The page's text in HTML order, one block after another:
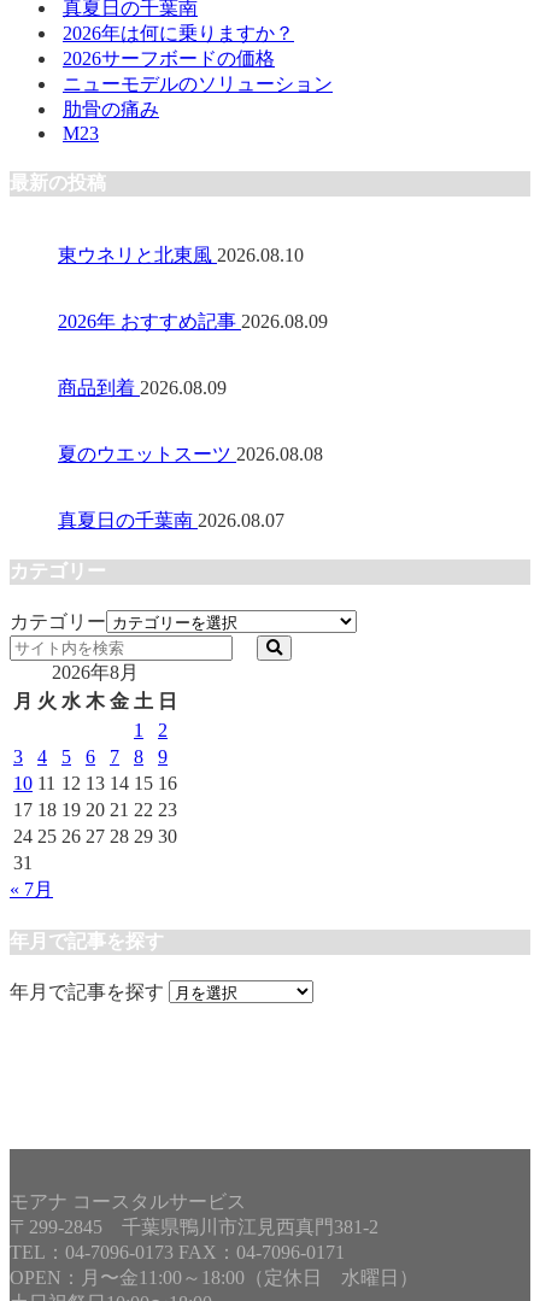
真夏日の千葉南
2026年は何に乗りますか？
2026サーフボードの価格
ニューモデルのソリューション
肋骨の痛み
M23
最新の投稿
東ウネリと北東風 2026.08.10
2026年 おすすめ記事 2026.08.09
商品到着 2026.08.09
夏のウエットスーツ 2026.08.08
真夏日の千葉南 2026.08.07
カテゴリー
カテゴリー
2026年8月
月 火 水 木 金 土 日
1
2
3
4 5 6 7 8
9
10 11 12 13 14 15 16
17 18 19 20 21 22 23
24 25 26 27 28 29 30
31
« 7月
年月で記事を探す
年月で記事を探す
モアナ コースタルサービス
〒299-2845 千葉県鴨川市江見西真門381-2
TEL：04-7096-0173 FAX：04-7096-0171
OPEN：月〜金11:00～18:00（定休日 水曜日）